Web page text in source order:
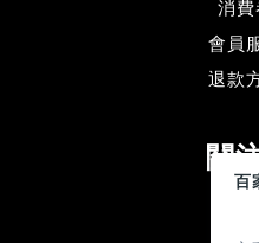
消費
會員
退款
關
百